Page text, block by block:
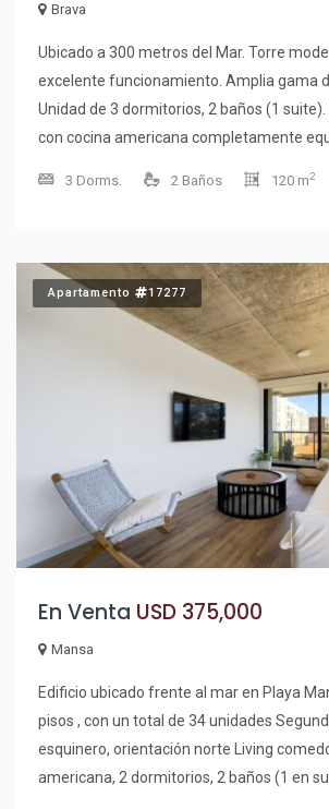
Brava
Ubicado a 300 metros del Mar. Torre
excelente funcionamiento. Amplia gama
Unidad de 3 dormitorios, 2 baños (1
con cocina americana completamente
información o visitar la propiedad, no
con nuestros asesores.
3 Dorms. 2 Baños 120 m2
Apartamento 17277
En Venta USD 375,000
Mansa
Edificio ubicado frente al mar en Playa
pisos , con un total de 34 unidades
esquinero, orientación norte Living
americana, 2 dormitorios, 2 baños (1 en